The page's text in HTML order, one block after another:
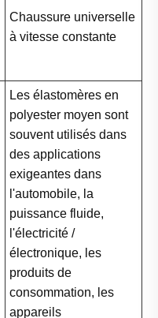
Chaussure universelle
à vitesse constante
Les élastomères en
polyester moyen sont
souvent utilisés dans
des applications
exigeantes dans
l'automobile, la
puissance fluide,
l'électricité /
électronique, les
produits de
consommation, les
appareils